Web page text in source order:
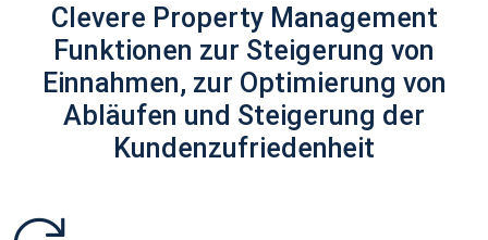
Clevere Property Management
Funktionen zur Steigerung von
Einnahmen, zur Optimierung von
Abläufen und Steigerung der
Kundenzufriedenheit